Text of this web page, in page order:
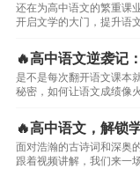
还在为高中语文的繁重课
开启文学的大门，提升语
🔥高中语文逆袭记
是不是每次翻开语文课本
秘密，如何让语文成绩像
🔥高中语文，解锁
面对浩瀚的古诗词和深奥
跟着视频讲解，我们来一